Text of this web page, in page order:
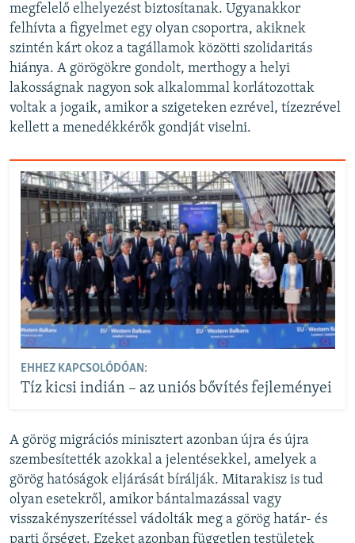
megfelelő elhelyezést biztosítanak. Ugyanakkor
felhívta a figyelmet egy olyan csoportra, akiknek
szintén kárt okoz a tagállamok közötti szolidaritás
hiánya. A görögökre gondolt, merthogy a helyi
lakosságnak nagyon sok alkalommal korlátozottak
voltak a jogaik, amikor a szigeteken ezrével, tízezrével
kellett a menedékkérők gondját viselni.
EHHEZ KAPCSOLÓDÓAN:
Tíz kicsi indián – az uniós bővítés fejleményei
A görög migrációs minisztert azonban újra és újra
szembesítették azokkal a jelentésekkel, amelyek a
görög hatóságok eljárását bírálják. Mitarakisz is tud
olyan esetekről, amikor bántalmazással vagy
visszakényszerítéssel vádolták meg a görög határ- és
parti őrséget. Ezeket azonban független testületek